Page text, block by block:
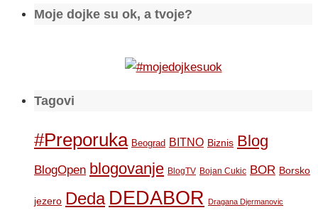
Moje dojke su ok, a tvoje?
Tagovi
#Preporuka Beograd BITNO Biznis Blog
BlogOpen blogovanje BlogTV Bojan Cukic BOR Borsko
jezero Deda DEDABOR Dragana Djermanovic